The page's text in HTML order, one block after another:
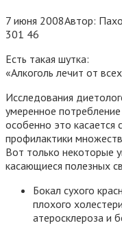
7 июня 2008Автор:
301 46
Есть такая шутка:
«Алкоголь лечит от
Исследования
умеренное потребление
особенно это касается
профилактики
Вот только некоторые
касающиеся полезных
Бокал сухого
плохого
атеросклероза и